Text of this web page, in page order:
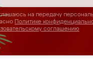
на передачу
Политике
соглашению